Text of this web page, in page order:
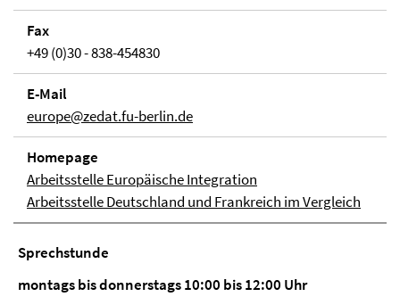
Fax
+49 (0)30 - 838-454830
E-Mail
europe@zedat.fu-berlin.de
Homepage
Arbeitsstelle Europäische Integration
Arbeitsstelle Deutschland und Frankreich im Vergleich
Sprechstunde
montags bis donnerstags 10:00 bis 12:00 Uhr